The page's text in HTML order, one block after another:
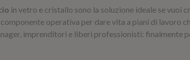
in vetro e cristallo sono la soluzione ideale se vuoi
operativa per dare vita a piani di lavoro
imprenditori e liberi professionisti: finalmente